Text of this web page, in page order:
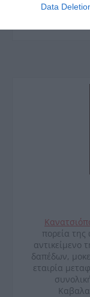
Data
πορεία της
αντικείμενο
δαπέδων,
εταιρία